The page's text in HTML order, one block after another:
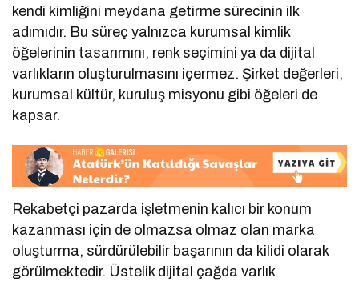
kendi kimliğini meydana getirme sürecinin ilk
adımıdır. Bu süreç yalnızca kurumsal kimlik
öğelerinin tasarımını, renk seçimini ya da dijital
varlıkların oluşturulmasını içermez. Şirket değerleri,
kurumsal kültür, kuruluş misyonu gibi öğeleri de
kapsar.
Rekabetçi pazarda işletmenin kalıcı bir konum
kazanması için de olmazsa olmaz olan marka
oluşturma, sürdürülebilir başarının da kilidi olarak
görülmektedir. Üstelik dijital çağda varlık